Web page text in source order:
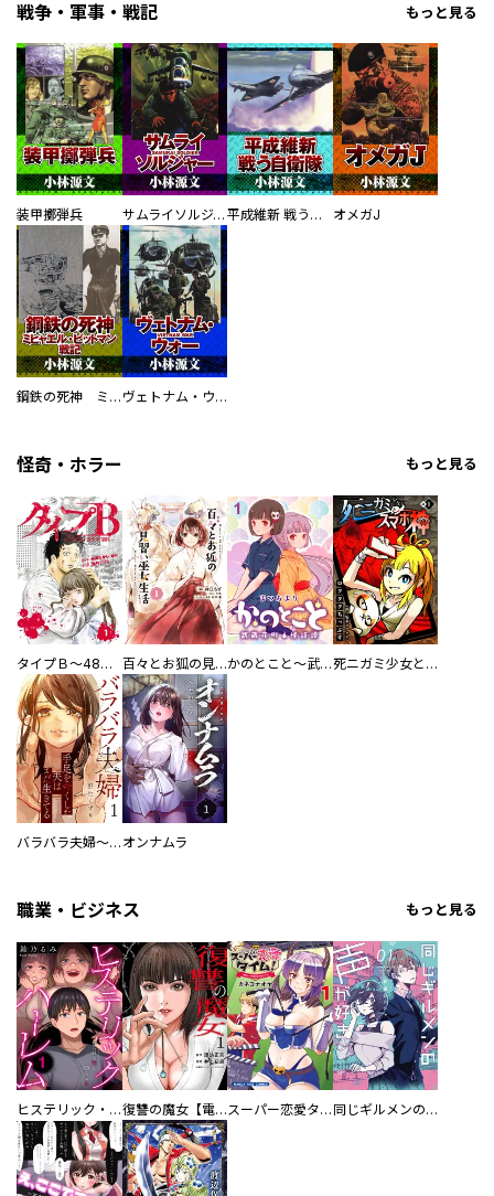
戦争・軍事・戦記 もっと見る
装甲擲弾兵 サムライソルジャー SAMURAI SOLDIER 平成維新 戦う自衛隊 オメガJ
鋼鉄の死神 ミヒャエル・ビットマン戦記 ヴェトナム・ウォー VIETNAM WAR
怪奇・ホラー もっと見る
タイプＢ～48時間後、致死率100％～【単話】 百々とお狐の見習い巫女生活【単行本版】 かのとこと～武蔵花町怪話譚～ 【連載版】 死ニガミ少女とスマホ神
バラバラ夫婦～手足をなくした夫はまだ生きてる オンナムラ
職業・ビジネス もっと見る
ヒステリック・ハーレム～搾られる男と堕ちる女～【電子単行本版】 復讐の魔女【電子単行本版】 スーパー恋愛タイム！～現場でドＳな彼女は自宅でデレる～ 同じギルメンの声が好き